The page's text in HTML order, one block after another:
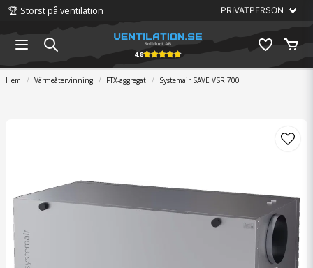
🏆 Störst på ventilation
4.8
Hem Värmeåtervinning FTX-aggregat Systemair SAVE VSR 700